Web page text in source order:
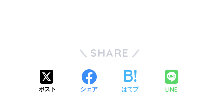
SHARE
ポスト シェア はてブ LINE